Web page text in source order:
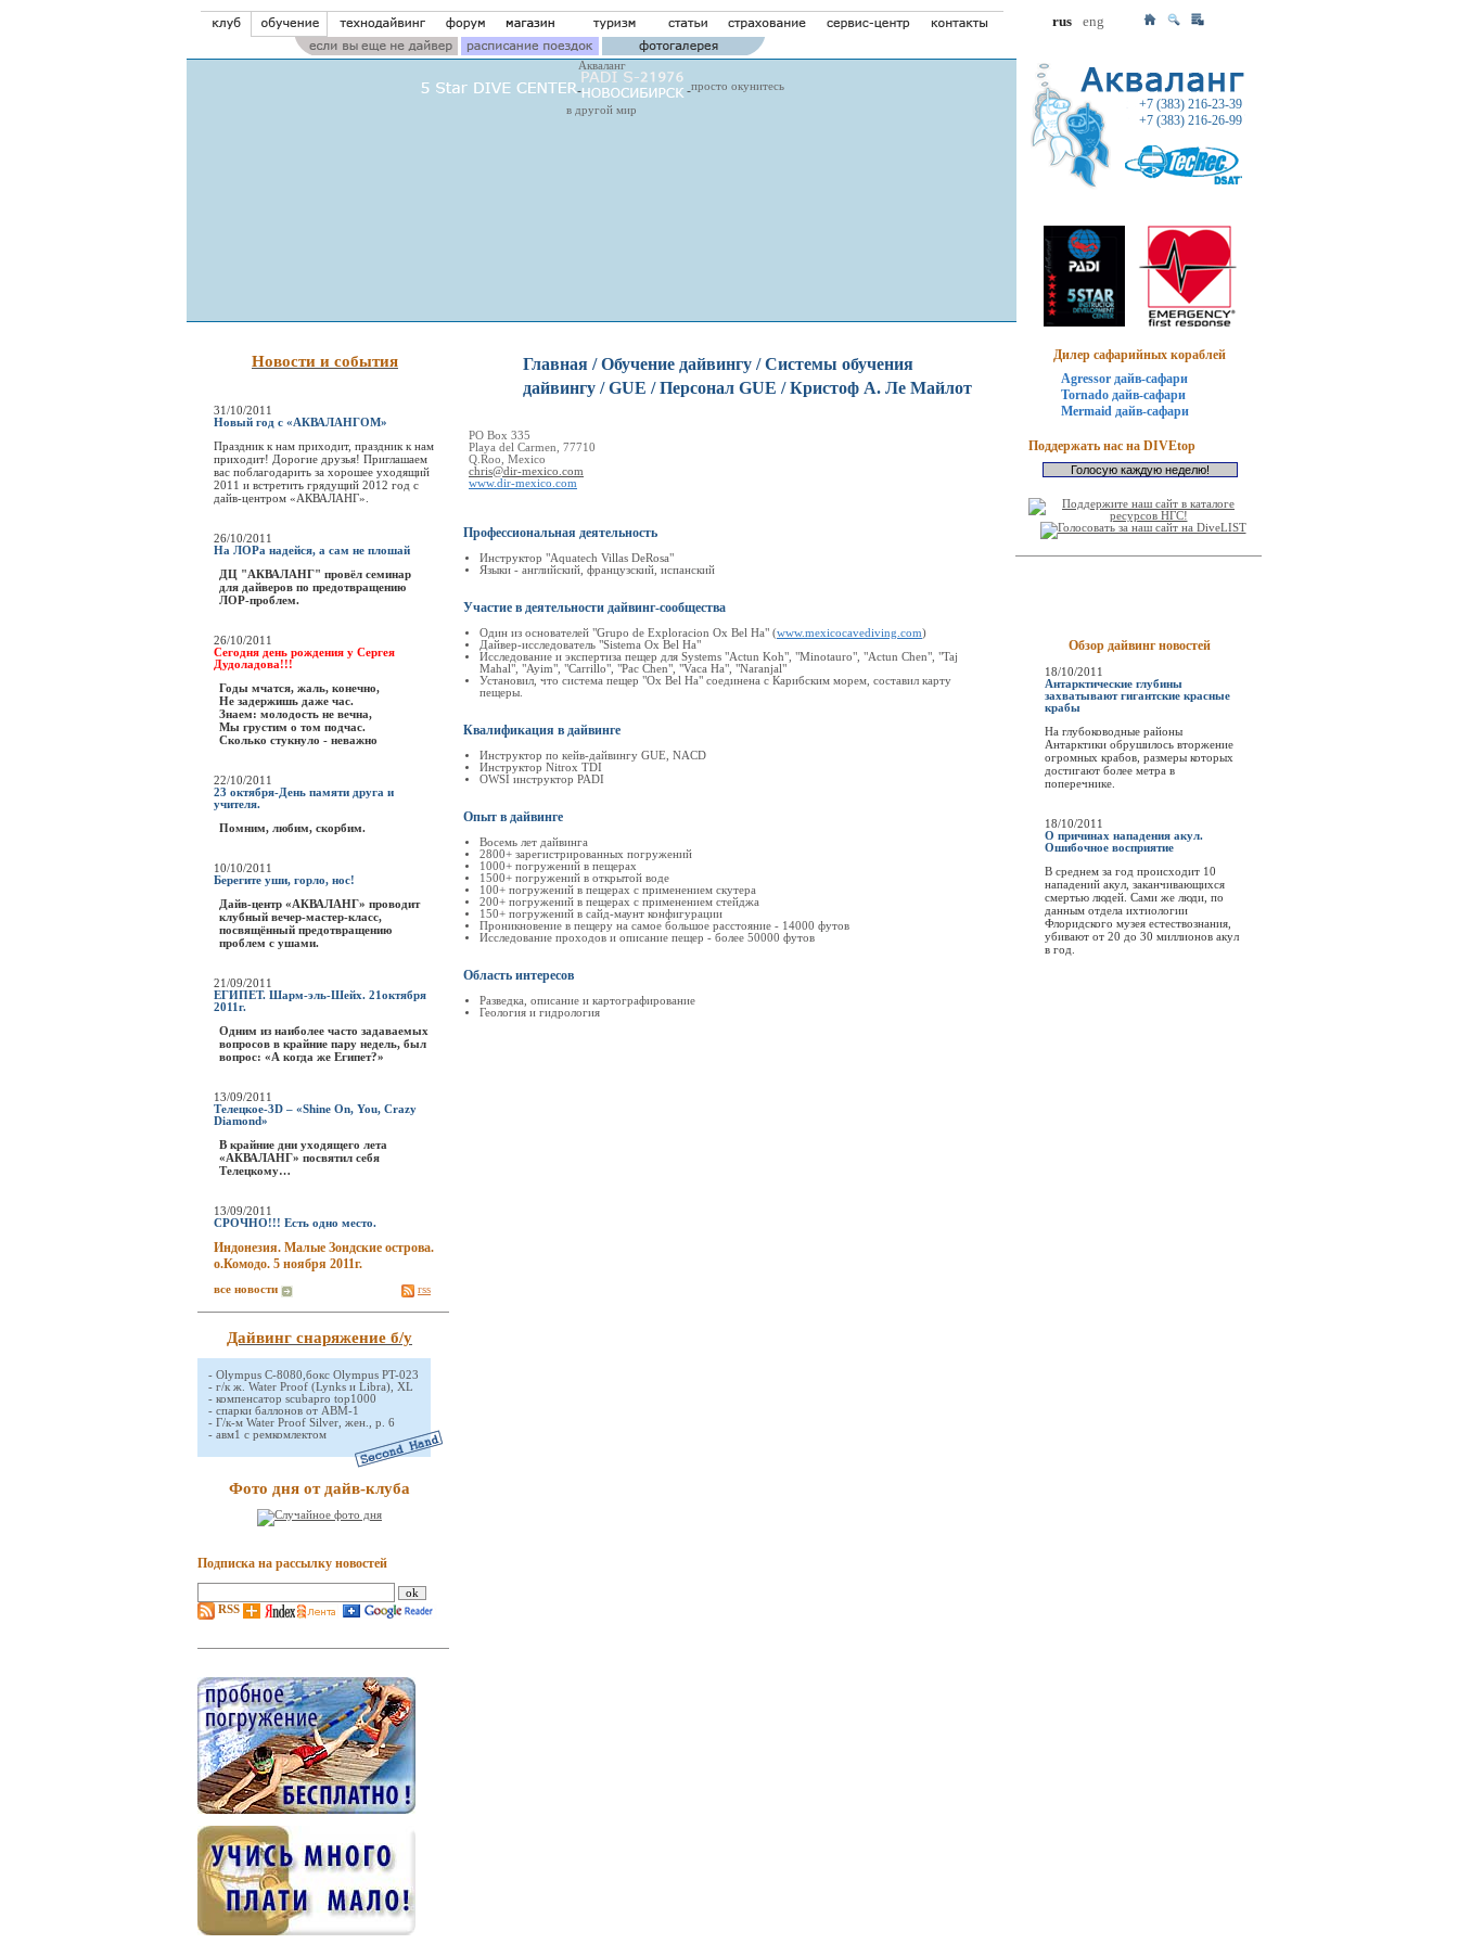
rus eng
Акваланг
просто окунитесь
в другой мир
+7 (383) 216-23-39
+7 (383) 216-26-99
Новости и события
31/10/2011
Новый год с «АКВАЛАНГОМ»
Праздник к нам приходит, праздник к нам
приходит! Дорогие друзья! Приглашаем
вас поблагодарить за хорошее уходящий
2011 и встретить грядущий 2012 год с
дайв-центром «АКВАЛАНГ».
26/10/2011
На ЛОРа надейся, а сам не плошай
ДЦ "АКВАЛАНГ" провёл семинар
для дайверов по предотвращению
ЛОР-проблем.
26/10/2011
Сегодня день рождения у Сергея
Дудоладова!!!
Годы мчатся, жаль, конечно,
Не задержишь даже час.
Знаем: молодость не вечна,
Мы грустим о том подчас.
Сколько стукнуло - неважно
22/10/2011
23 октября-День памяти друга и
учителя.
Помним, любим, скорбим.
10/10/2011
Берегите уши, горло, нос!
Дайв-центр «АКВАЛАНГ» проводит
клубный вечер-мастер-класс,
посвящённый предотвращению
проблем с ушами.
21/09/2011
ЕГИПЕТ. Шарм-эль-Шейх. 21октября
2011г.
Одним из наиболее часто задаваемых
вопросов в крайние пару недель, был
вопрос: «А когда же Египет?»
13/09/2011
Телецкое-3D – «Shine On, You, Crazy
Diamond»
В крайние дни уходящего лета
«АКВАЛАНГ» посвятил себя
Телецкому…
13/09/2011
СРОЧНО!!! Есть одно место.
Индонезия. Малые Зондские острова.
о.Комодо. 5 ноября 2011г.
все новости rss
Дайвинг снаряжение б/у
- Olympus C-8080,бокс Olympus PT-023
- г/к ж. Water Proof (Lynks и Libra), XL
- компенсатор scubapro top1000
- спарки баллонов от АВМ-1
- Г/к-м Water Proof Silver, жен., р. 6
- авм1 с ремкомлектом
Фото дня от дайв-клуба
Подписка на рассылку новостей
RSS
Главная /Обучение дайвингу /Системы обучения
дайвингу /GUE /Персонал GUE / Кристоф А. Ле Майлот
PO Box 335
Playa del Carmen, 77710
Q.Roo, Mexico
chris@dir-mexico.com
www.dir-mexico.com
Профессиональная деятельность
Инструктор "Aquatech Villas DeRosa"
Языки - английский, французский, испанский
Участие в деятельности дайвинг-сообщества
Один из основателей "Grupo de Exploracion Ox Bel Ha" (www.mexicocavediving.com)
Дайвер-исследователь "Sistema Ox Bel Ha"
Исследование и экспертиза пещер для Systems "Actun Koh", "Minotauro", "Actun Chen", "Taj
Mahal", "Ayim", "Carrillo", "Pac Chen", "Vaca Ha", "Naranjal"
Установил, что система пещер "Ox Bel Ha" соединена с Карибским морем, составил карту
пещеры.
Квалификация в дайвинге
Инструктор по кейв-дайвингу GUE, NACD
Инструктор Nitrox TDI
OWSI инструктор PADI
Опыт в дайвинге
Восемь лет дайвинга
2800+ зарегистрированных погружений
1000+ погружений в пещерах
1500+ погружений в открытой воде
100+ погружений в пещерах с применением скутера
200+ погружений в пещерах с применением стейджа
150+ погружений в сайд-маунт конфигурации
Проникновение в пещеру на самое большое расстояние - 14000 футов
Исследование проходов и описание пещер - более 50000 футов
Область интересов
Разведка, описание и картографирование
Геология и гидрология
Дилер сафарийных кораблей
Agressor дайв-сафари
Tornado дайв-сафари
Mermaid дайв-сафари
Поддержать нас на DIVEtop
Обзор дайвинг новостей
18/10/2011
Антарктические глубины
захватывают гигантские красные
крабы
На глубоководные районы
Антарктики обрушилось вторжение
огромных крабов, размеры которых
достигают более метра в
поперечнике.
18/10/2011
О причинах нападения акул.
Ошибочное восприятие
В среднем за год происходит 10
нападений акул, заканчивающихся
смертью людей. Сами же люди, по
данным отдела ихтиологии
Флоридского музея естествознания,
убивают от 20 до 30 миллионов акул
в год.